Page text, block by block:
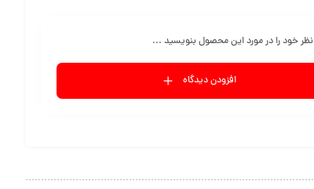
نظر خود را در مورد این محصول بنویسید ...
افزودن دیدگاه